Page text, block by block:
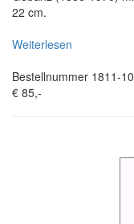
22 cm.
Weiterlesen
Bestellnummer 1811-10
€ 85,-